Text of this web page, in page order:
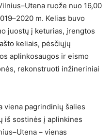
ruože nuo 16,00
m. Kelias buvo
juostų į keturias, įrengtos
keliais, pėsčiųjų
aplinkosaugos ir eismo
rekonstruoti inžineriniai
viena pagrindinių šalies
iš sostinės į aplinkines
– vienas